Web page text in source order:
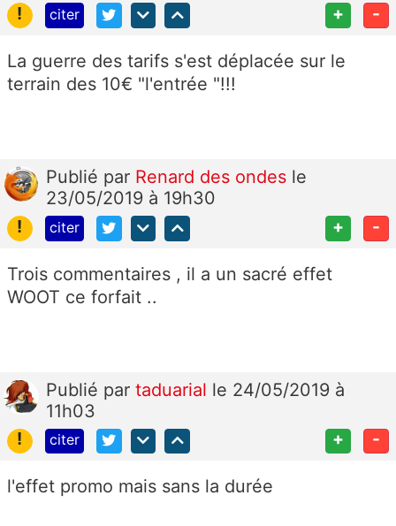
! citer + -
La guerre des tarifs s'est déplacée sur le
terrain des 10€ "l'entrée "!!!
Publié par Renard des ondes le
23/05/2019 à 19h30
!
citer + -
Trois commentaires , il a un sacré effet
WOOT ce forfait ..
Publié par taduarial le 24/05/2019 à
11h03
!
citer + -
l'effet promo mais sans la durée